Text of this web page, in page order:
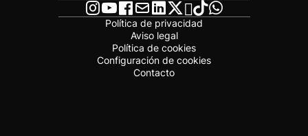
Política de privacidad
Aviso legal
Política de cookies
Configuración de cookies
Contacto